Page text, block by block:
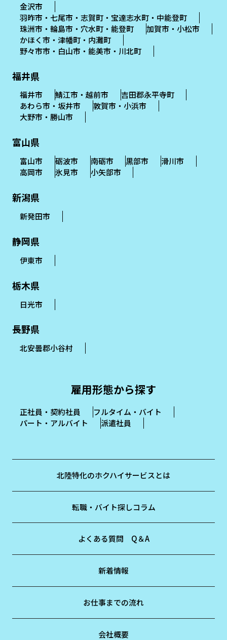
金沢市
羽昨市・七尾市・志賀町・宝達志水町・中能登町
珠洲市・輪島市・穴水町・能登町
加賀市・小松市
かほく市・津幡町・内灘町
野々市市・白山市・能美市・川北町
福井県
福井市 鯖江市・越前市
吉田郡永平寺町
あわら市・坂井市
敦賀市・小浜市
大野市・勝山市
富山県
富山市 砺波市 南砺市 黒部市
滑川市
高岡市
氷見市 小矢部市
新潟県
新発田市
静岡県
伊東市
栃木県
日光市
長野県
北安曇郡小谷村
雇用形態から探す
正社員・契約社員
フルタイム・バイト
パート・アルバイト
派遣社員
北陸特化のホクハイサービスとは
転職・バイト探しコラム
よくある質問 Q＆A
新着情報
お仕事までの流れ
会社概要